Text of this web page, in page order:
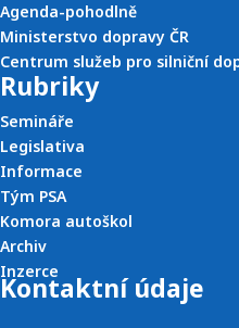
Agenda-pohodlně
Ministerstvo dopravy ČR
Centrum služeb pro silniční
Rubriky
Semináře
Legislativa
Informace
Tým PSA
Komora autoškol
Archiv
Inzerce
Kontaktní údaje